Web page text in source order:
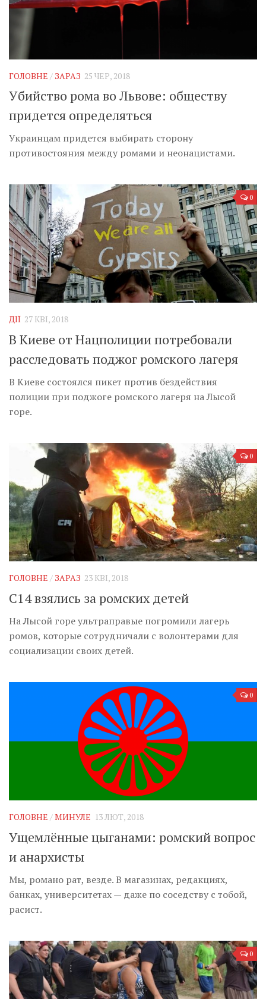
ГОЛОВНЕ / ЗАРАЗ 25 ЧЕР, 2018
Убийство рома во Львове: обществу
придется определяться
Украинцам придется выбирать сторону
противостояния между ромами и неонацистами.
0
ДІЇ 27 КВІ, 2018
В Киеве от Нацполиции потребовали
расследовать поджог ромского лагеря
В Киеве состоялся пикет против бездействия
полиции при поджоге ромского лагеря на Лысой
горе.
0
ГОЛОВНЕ / ЗАРАЗ 23 КВІ, 2018
С14 взялись за ромских детей
На Лысой горе ультраправые погромили лагерь
ромов, которые сотрудничали с волонтерами для
социализации своих детей.
0
ГОЛОВНЕ /МИНУЛЕ 13 ЛЮТ, 2018
Ущемлённые цыганами: ромский вопрос
и анархисты
Мы, романо рат, везде. В магазинах, редакциях,
банках, университетах — даже по соседству с тобой,
расист.
0